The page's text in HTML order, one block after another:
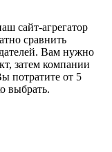
сайт-агрегатор
сравнить
Вам нужно
затем компании
потратите от 5
выбрать.